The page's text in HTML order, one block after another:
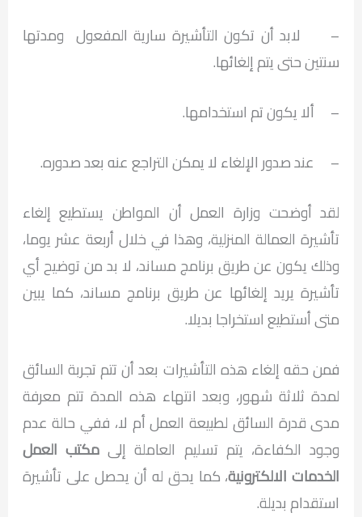
– لابد أن تكون التأشيرة سارية المفعول ومدتها
سنتين حتى يتم إلغائها.
– ألا يكون تم استخدامها.
– عند صدور الإلغاء لا يمكن التراجع عنه بعد صدوره.
لقد أوضحت وزارة العمل أن المواطن يستطيع إلغاء
تأشيرة العمالة المنزلية، وهذا في خلال أربعة عشر يوما،
وذلك يكون عن طريق برنامج مساند، لا بد من توضيح أي
تأشيرة يريد إلغائها عن طريق برنامج مساند، كما يبين
متى أستطيع استخراجا بديلا.
فمن حقه إلغاء هذه التأشيرات بعد أن تتم تجربة السائق
لمدة ثلاثة شهور، وبعد انتهاء هذه المدة تتم معرفة
مدى قدرة السائق لطبيعة العمل أم لا، ففي حالة عدم
وجود الكفاءة، يتم تسليم العاملة إلىمكتب العمل
الخدمات الالكترونية، كما يحق له أن يحصل على تأشيرة
استقدام بديلة.